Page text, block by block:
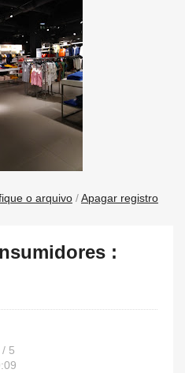
o arquivo /Apagar registro
:
/ 5